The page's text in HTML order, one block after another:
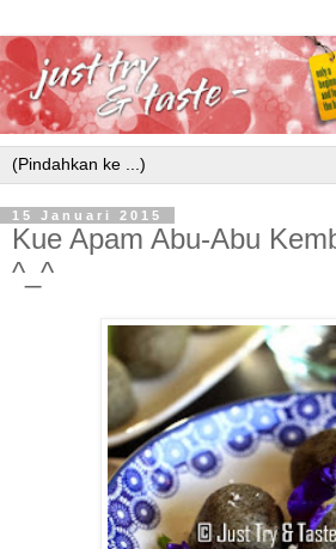
15 Januari 2015
Kue Apam Abu-Abu
^_^